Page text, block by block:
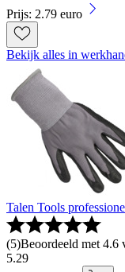
Prijs: 2.79 euro
Bekijk alles in
Talen Tools
(5)Beoordeeld met 4.6
5.29